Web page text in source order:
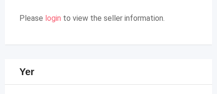
Please login to view the seller information.
Yer